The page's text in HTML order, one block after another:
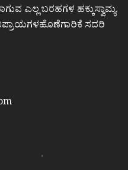
ಎಲ್ಲ ಬರಹಗಳ ಹಕ್ಕುಸ್ವಾಮ್ಯ
ಸದರಿ